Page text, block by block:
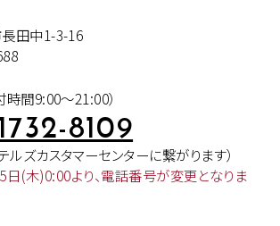
田中1-3-16
時間9:00～21:00）
8109
ルズカスタマーセンターに繋がります）
(木)0:00より、電話番号が変更となりま